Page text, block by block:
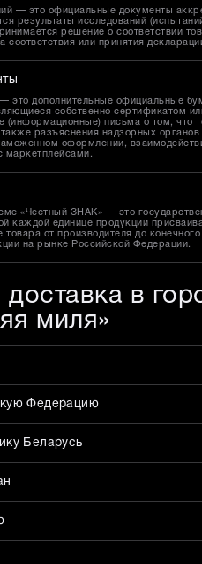
— это официальные документы
результаты исследований
решение о соответствии
соответствия или принятия
это дополнительные официальные
собственно сертификатом
(информационные) письма о том, что
разъяснения надзорных
оформлении,
маркетплейсами.
«Честный ЗНАК» — это
каждой единице продукции
товара от производителя до
на рынке Российской Федерации.
доставка в
миля»
Федерацию
Беларусь